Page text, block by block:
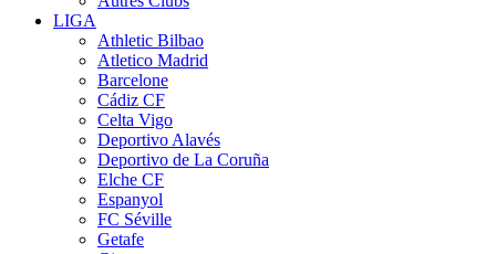
LIGA
Athletic Bilbao
Atletico Madrid
Barcelone
Cádiz CF
Celta Vigo
Deportivo Alavés
Deportivo de La Coruña
Elche CF
Espanyol
FC Séville
Getafe